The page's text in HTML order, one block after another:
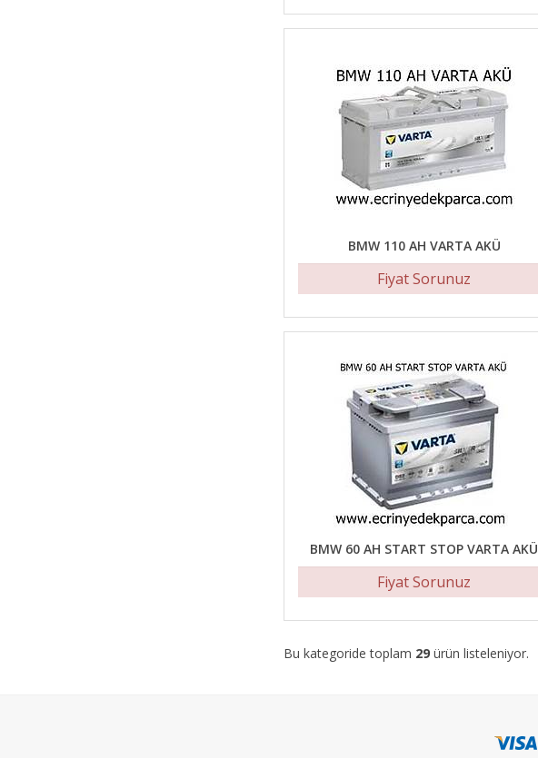
BMW 110 AH VARTA AKÜ
Fiyat Sorunuz
BMW 60 AH START STOP VARTA AKÜ
Fiyat Sorunuz
Bu kategoride toplam 29 ürün listeleniyor.